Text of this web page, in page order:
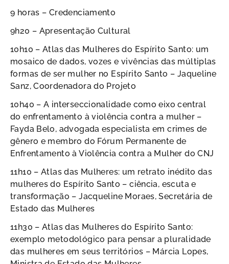
9 horas – Credenciamento
9h20 – Apresentação Cultural
10h10 – Atlas das Mulheres do Espírito Santo: um
mosaico de dados, vozes e vivências das múltiplas
formas de ser mulher no Espírito Santo – Jaqueline
Sanz, Coordenadora do Projeto
10h40 – A interseccionalidade como eixo central
do enfrentamento à violência contra a mulher –
Fayda Belo, advogada especialista em crimes de
gênero e membro do Fórum Permanente de
Enfrentamento à Violência contra a Mulher do CNJ
11h10 – Atlas das Mulheres: um retrato inédito das
mulheres do Espírito Santo – ciência, escuta e
transformação – Jacqueline Moraes, Secretária de
Estado das Mulheres
11h30 – Atlas das Mulheres do Espírito Santo:
exemplo metodológico para pensar a pluralidade
das mulheres em seus territórios – Márcia Lopes,